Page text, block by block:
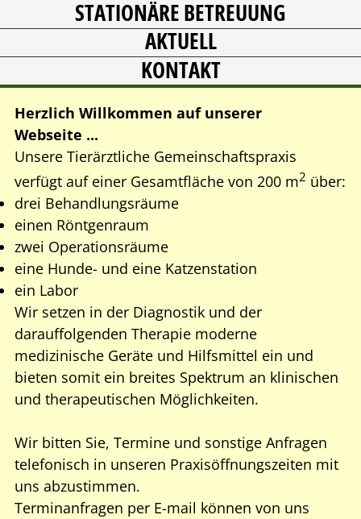
INTERNISTIK
CHIRURGIE
ZAHNHEILKUNDE
ERNÄHRUNGSBERATUNG
STATIONÄRE BETREUUNG
AKTUELL
KONTAKT
Herzlich Willkommen auf unserer
Webseite ...
Unsere Tierärztliche Gemeinschaftspraxis
verfügt auf einer Gesamtfläche von 200 m2 über:
drei Behandlungsräume
einen Röntgenraum
zwei Operationsräume
eine Hunde- und eine Katzenstation
ein Labor
Wir setzen in der Diagnostik und der
darauffolgenden Therapie moderne
medizinische Geräte und Hilfsmittel ein und
bieten somit ein breites Spektrum an klinischen
und therapeutischen Möglichkeiten.
Wir bitten Sie, Termine und sonstige Anfragen
telefonisch in unseren Praxisöffnungszeiten mit
uns abzustimmen.
Terminanfragen per E-mail können von uns